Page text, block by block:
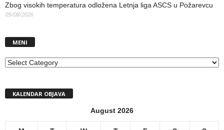
Zbog visokih temperatura odložena Letnja liga ASCS u Požarevcu
05/08/2026
MENI
MENI
KALENDAR OBJAVA
August 2026